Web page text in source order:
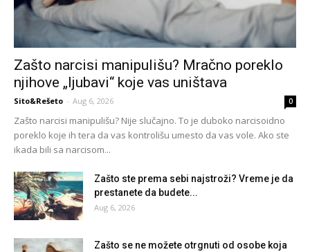
Zašto narcisi manipulišu? Mračno poreklo
njihove „ljubavi“ koje vas uništava
Sito&Rešeto - Aug 6, 2026 0
Zašto narcisi manipulišu? Nije slučajno. To je duboko narcisoidno
poreklo koje ih tera da vas kontrolišu umesto da vas vole. Ako ste
ikada bili sa narcisom...
Zašto ste prema sebi najstroži? Vreme je da
prestanete da budete...
Aug 6, 2026
Zašto se ne možete otrgnuti od osobe koja